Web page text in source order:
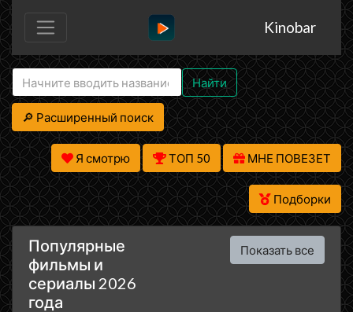
Kinobar
Найти
🔎 Расширенный поиск
Я смотрю ТОП 50 МНЕ ПОВЕЗЕТ
Подборки
Популярные
фильмы и
сериалы 2026
года
Показать все